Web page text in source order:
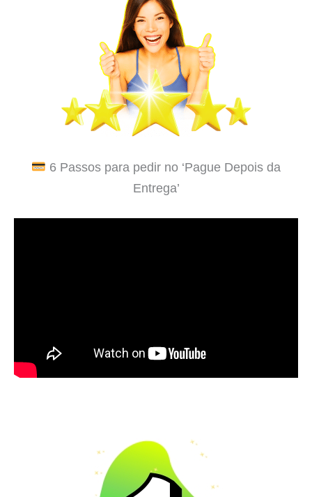
6 Passos para pedir no ‘Pague Depois da
Entrega’